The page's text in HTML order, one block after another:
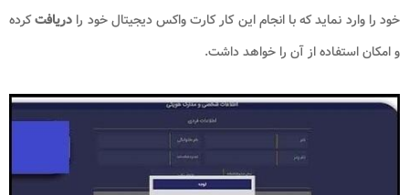
خود را وارد نماید که با انجام این کار کارت واکس دیجیتال خود را دریافتکرده
و امکان استفاده از آن را خواهد داشت.